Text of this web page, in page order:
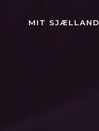
MIT SJÆLLAND